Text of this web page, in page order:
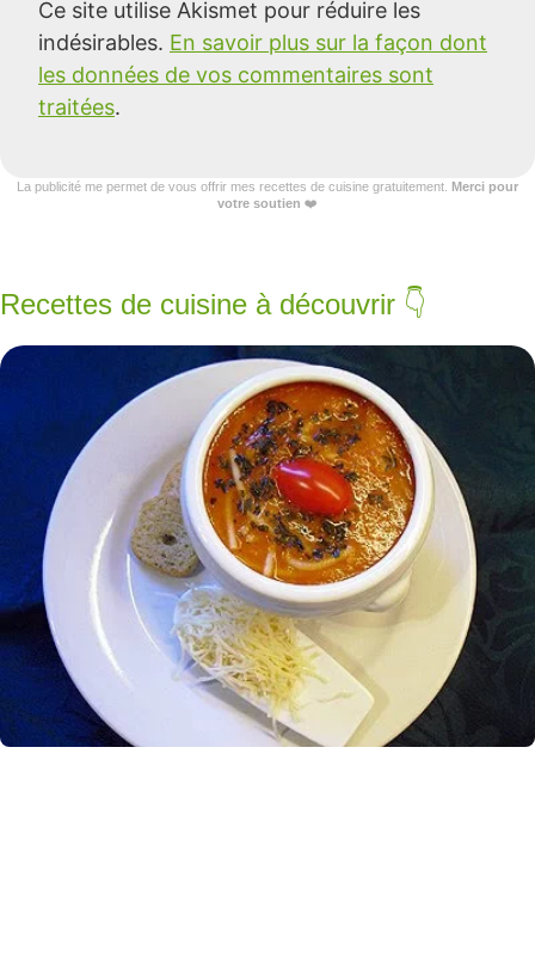
Ce site utilise Akismet pour réduire les
indésirables. En savoir plus sur la façon dont
les données de vos commentaires sont
traitées.
La publicité me permet de vous offrir mes recettes de cuisine gratuitement. Merci pour
votre soutien ❤️
Recettes de cuisine à découvrir 👇